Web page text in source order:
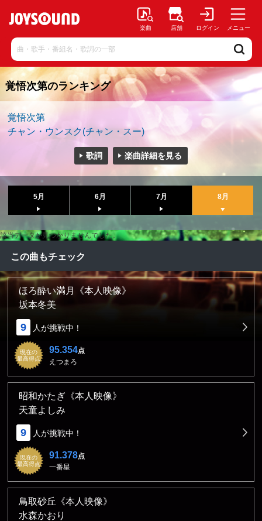
楽曲 店舗 ログイン メニュー
覚悟次第のランキング
覚悟次第
チャン・ウンスク(チャン・スー)
歌詞 楽曲詳細を見る
5月 6月 7月 8月
該当データが見つかりませんでした。
この曲もチェック
ほろ酔い満月《本人映像》
坂本冬美
9 人が挑戦中！
現在の
最高得点
95.354点
えつまろ
昭和かたぎ《本人映像》
天童よしみ
9 人が挑戦中！
現在の
最高得点
91.378点
一番星
鳥取砂丘《本人映像》
水森かおり